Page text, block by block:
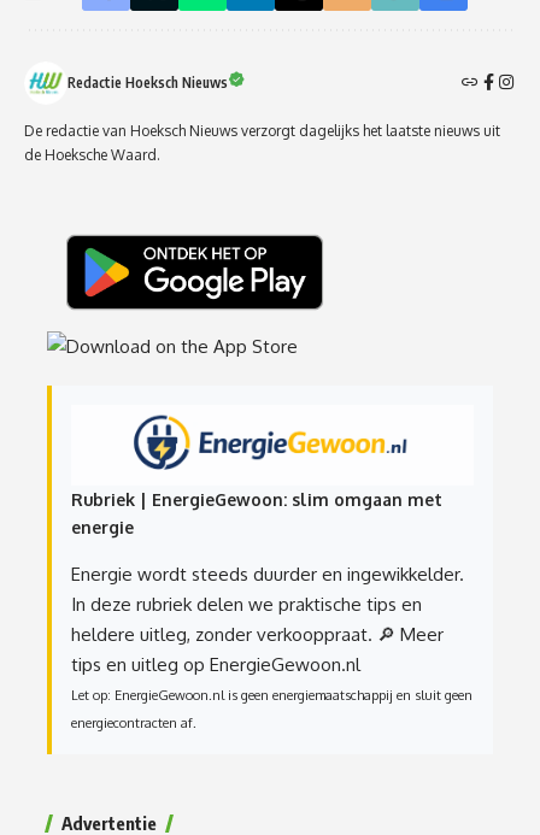
Redactie Hoeksch Nieuws
De redactie van Hoeksch Nieuws verzorgt dagelijks het laatste nieuws uit
de Hoeksche Waard.
Rubriek | EnergieGewoon: slim omgaan met
energie
Energie wordt steeds duurder en ingewikkelder.
In deze rubriek delen we praktische tips en
heldere uitleg, zonder verkooppraat. 🔎 Meer
tips en uitleg op EnergieGewoon.nl
Let op: EnergieGewoon.nl is geen energiemaatschappij en sluit geen
energiecontracten af.
Advertentie